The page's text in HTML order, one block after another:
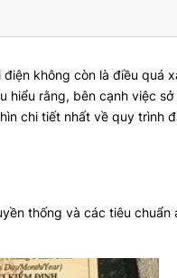
không còn là điều quá
hiểu rằng, bên cạnh việc
chi tiết nhất về quy trình
thống và các tiêu chuẩn